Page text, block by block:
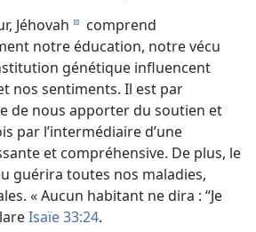
Jéhovah d comprend
notre éducation, notre vécu
génétique influencent
nos sentiments. Il est par
de nous apporter du soutien et
par l’intermédiaire d’une
et compréhensive. De plus, le
guérira toutes nos maladies,
« Aucun habitant ne dira : “Je
Isaïe 33:24.